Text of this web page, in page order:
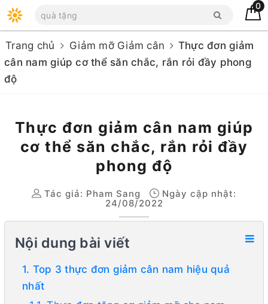
0
Trang chủ Giảm mỡ Giảm cân
Thực đơn giảm
cân nam giúp cơ thể săn chắc, rắn rỏi đầy phong
độ
Thực đơn giảm cân nam giúp
cơ thể săn chắc, rắn rỏi đầy
phong độ
Tác giả: Pham Sang
Ngày cập nhật:
24/08/2022
Nội dung bài viết
1. Top 3 thực đơn giảm cân nam hiệu quả
nhất